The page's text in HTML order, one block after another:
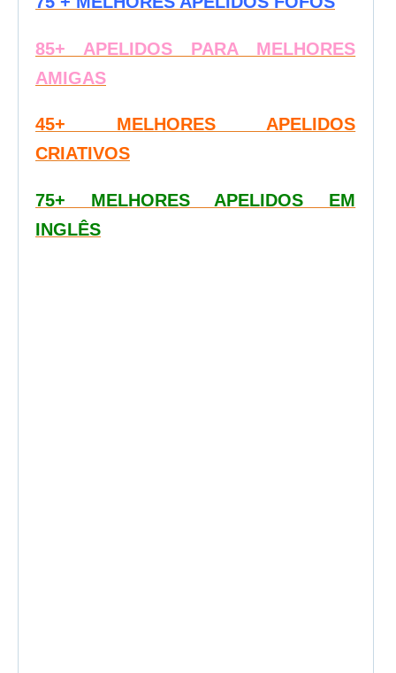
85+ APELIDOS PARA MELHORES
AMIGAS
45+ MELHORES APELIDOS
CRIATIVOS
75+ MELHORES APELIDOS EM
INGLÊS